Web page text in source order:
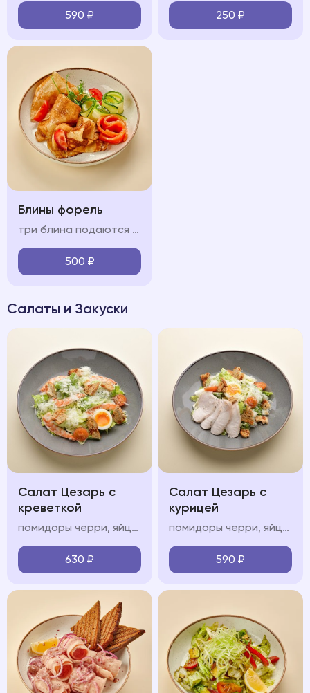
590 ₽ 250 ₽
Блины форель
три блина подаются с форелью, огурцом и крем-фрешем
500 ₽
Салаты и Закуски
Салат Цезарь с
креветкой
помидоры черри, яйцо всмятку, креветки, соус «цезарь», зерновые крутоны
630 ₽
Салат Цезарь с
курицей
помидоры черри, яйцо всмятку, курица, соус «цезарь», зерновые крутоны
590 ₽